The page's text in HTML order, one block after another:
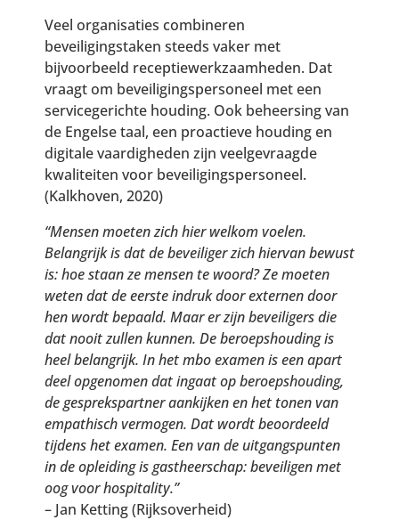
Veel organisaties combineren
beveiligingstaken steeds vaker met
bijvoorbeeld receptiewerkzaamheden. Dat
vraagt om beveiligingspersoneel met een
servicegerichte houding. Ook beheersing van
de Engelse taal, een proactieve houding en
digitale vaardigheden zijn veelgevraagde
kwaliteiten voor beveiligingspersoneel.
(Kalkhoven, 2020)
“Mensen moeten zich hier welkom voelen.
Belangrijk is dat de beveiliger zich hiervan bewust
is: hoe staan ze mensen te woord? Ze moeten
weten dat de eerste indruk door externen door
hen wordt bepaald. Maar er zijn beveiligers die
dat nooit zullen kunnen. De beroepshouding is
heel belangrijk. In het mbo examen is een apart
deel opgenomen dat ingaat op beroepshouding,
de gesprekspartner aankijken en het tonen van
empathisch vermogen. Dat wordt beoordeeld
tijdens het examen. Een van de uitgangspunten
in de opleiding is gastheerschap: beveiligen met
oog voor hospitality.”
– Jan Ketting (Rijksoverheid)